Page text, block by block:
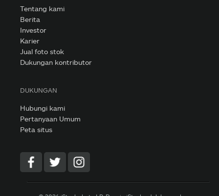
Tentang kami
Berita
Investor
Karier
Jual foto stok
Dukungan kontributor
DUKUNGAN
Hubungi kami
Pertanyaan Umum
Peta situs